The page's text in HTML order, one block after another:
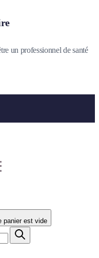
un professionnel de santé
Masquer le panier, Le panier est vide